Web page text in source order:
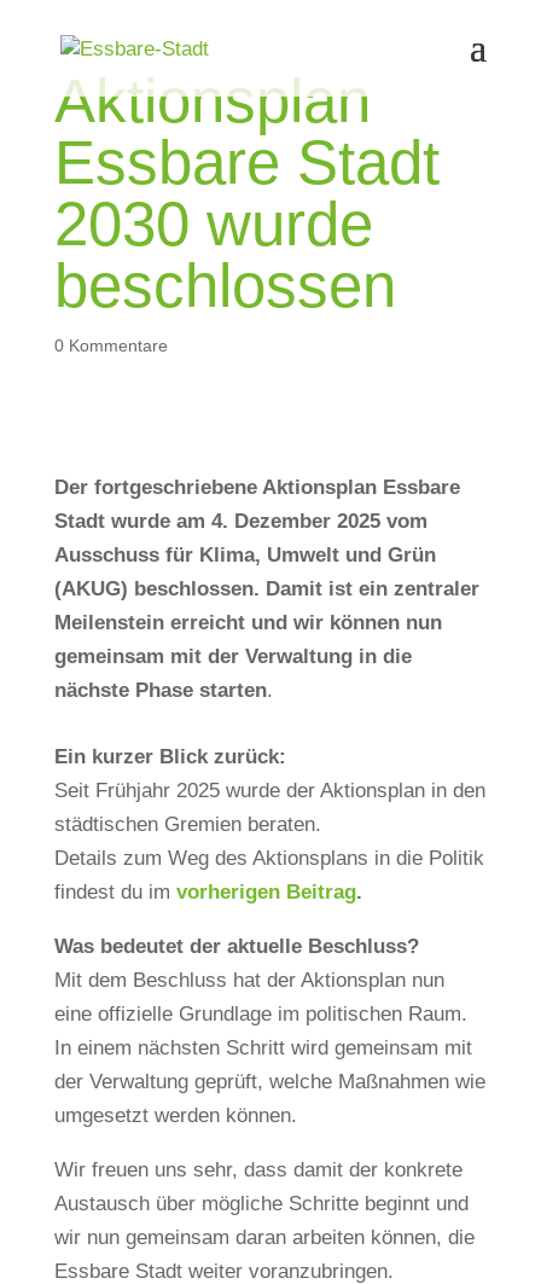
Aktionsplan
Essbare Stadt
2030 wurde
beschlossen
0 Kommentare
Der fortgeschriebene Aktionsplan Essbare
Stadt wurde am 4. Dezember 2025 vom
Ausschuss für Klima, Umwelt und Grün
(AKUG) beschlossen. Damit ist ein zentraler
Meilenstein erreicht und wir können nun
gemeinsam mit der Verwaltung in die
nächste Phase starten.
Ein kurzer Blick zurück:
Seit Frühjahr 2025 wurde der Aktionsplan in den
städtischen Gremien beraten.
Details zum Weg des Aktionsplans in die Politik
findest du im vorherigen Beitrag.
Was bedeutet der aktuelle Beschluss?
Mit dem Beschluss hat der Aktionsplan nun
eine offizielle Grundlage im politischen Raum.
In einem nächsten Schritt wird gemeinsam mit
der Verwaltung geprüft, welche Maßnahmen wie
umgesetzt werden können.
Wir freuen uns sehr, dass damit der konkrete
Austausch über mögliche Schritte beginnt und
wir nun gemeinsam daran arbeiten können, die
Essbare Stadt weiter voranzubringen.